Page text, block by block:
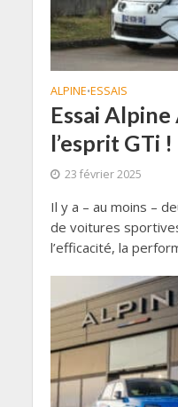
ALPINE•ESSAIS
Essai
l’esprit GTi !
23 février 2025
Il y a – au moins –
de voitures
l’efficacité, la